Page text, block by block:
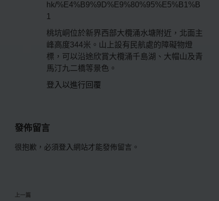
hk/%E4%B9%9D%E9%80%95%E5%B1%B
1
桃坑峒位於新界西部大欖涌水塘附近，北面主
峰高度344米。山上設有民航處的障礙物燈
標，可以沿途欣賞大欖涌千島湖、大帽山及青
馬汀九二橋等景色。
登入以進行回覆
發佈留言
很抱歉，必須登入 網站才能發佈留言。
文
上
上一篇